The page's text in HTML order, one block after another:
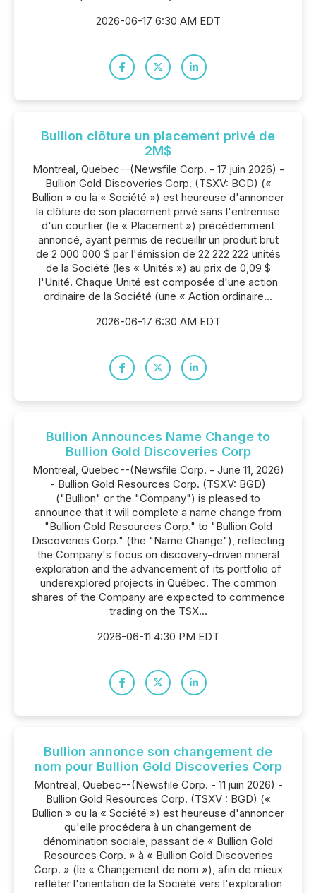
2026-06-17 6:30 AM EDT
Bullion clôture un placement privé de
2M$
Montreal, Quebec--(Newsfile Corp. - 17 juin 2026) -
Bullion Gold Discoveries Corp. (TSXV: BGD) («
Bullion » ou la « Société ») est heureuse d'annoncer
la clôture de son placement privé sans l'entremise
d'un courtier (le « Placement ») précédemment
annoncé, ayant permis de recueillir un produit brut
de 2 000 000 $ par l'émission de 22 222 222 unités
de la Société (les « Unités ») au prix de 0,09 $
l'Unité. Chaque Unité est composée d'une action
ordinaire de la Société (une « Action ordinaire...
2026-06-17 6:30 AM EDT
Bullion Announces Name Change to
Bullion Gold Discoveries Corp
Montreal, Quebec--(Newsfile Corp. - June 11, 2026)
- Bullion Gold Resources Corp. (TSXV: BGD)
("Bullion" or the "Company") is pleased to
announce that it will complete a name change from
"Bullion Gold Resources Corp." to "Bullion Gold
Discoveries Corp." (the "Name Change"), reflecting
the Company's focus on discovery-driven mineral
exploration and the advancement of its portfolio of
underexplored projects in Québec. The common
shares of the Company are expected to commence
trading on the TSX...
2026-06-11 4:30 PM EDT
Bullion annonce son changement de
nom pour Bullion Gold Discoveries Corp
Montreal, Quebec--(Newsfile Corp. - 11 juin 2026) -
Bullion Gold Resources Corp. (TSXV : BGD) («
Bullion » ou la « Société ») est heureuse d'annoncer
qu'elle procédera à un changement de
dénomination sociale, passant de « Bullion Gold
Resources Corp. » à « Bullion Gold Discoveries
Corp. » (le « Changement de nom »), afin de mieux
refléter l'orientation de la Société vers l'exploration